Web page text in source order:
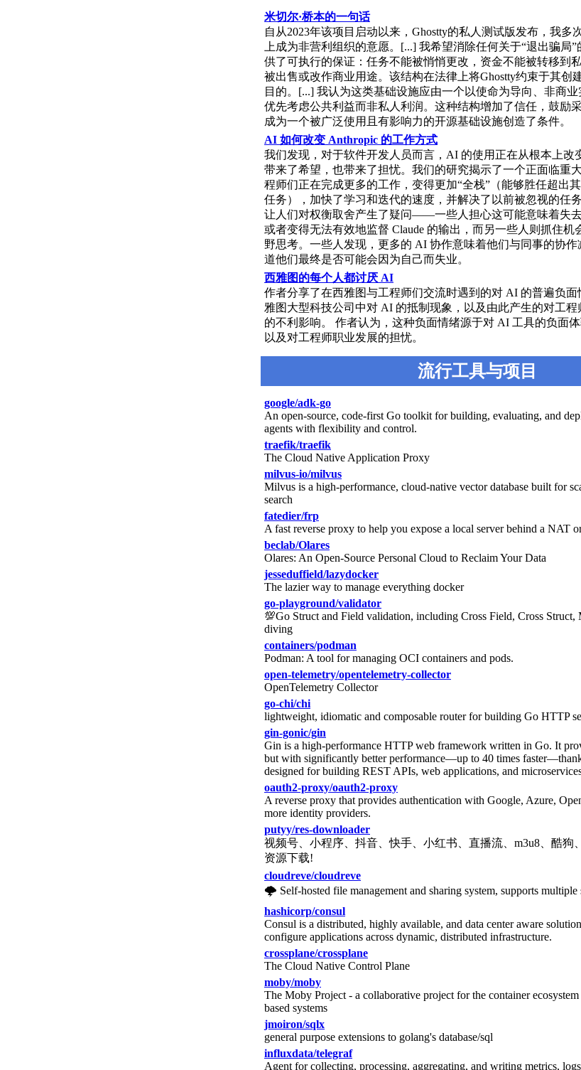
米切尔·桥本的一句话
自从2023年该项目启动以来，Ghostty的私人测试版发布，我多
上成为非营利组织的意愿。[...] 我希望消除任何关于“退出骗局
供了可执行的保证：任务不能被悄悄更改，资金不能被转移到
被出售或改作商业用途。该结构在法律上将Ghostty约束于其创
目的。[...] 我认为这类基础设施应由一个以使命为导向、非商
优先考虑公共利益而非私人利润。这种结构增加了信任，鼓励
成为一个被广泛使用且有影响力的开源基础设施创造了条件。
AI 如何改变 Anthropic 的工作方式
我们发现，对于软件开发人员而言，AI 的使用正在从根本上改
带来了希望，也带来了担忧。我们的研究揭示了一个正面临重
程师们正在完成更多的工作，变得更加“全栈”（能够胜任超出
任务），加快了学习和迭代的速度，并解决了以前被忽视的任
让人们对权衡取舍产生了疑问——一些人担心这可能意味着失去
或者变得无法有效地监督 Claude 的输出，而另一些人则抓住机
野思考。一些人发现，更多的 AI 协作意味着他们与同事的协
道他们最终是否可能会因为自己而失业。
西雅图的每个人都讨厌 AI
作者分享了在西雅图与工程师们交流时遇到的对 AI 的普遍负
雅图大型科技公司中对 AI 的抵制现象，以及由此产生的对工
的不利影响。 作者认为，这种负面情绪源于对 AI 工具的负面
以及对工程师职业发展的担忧。
流行工具与项目
google/adk-go
An open-source, code-first Go toolkit for building, evaluating, and
agents with flexibility and control.
traefik/traefik
The Cloud Native Application Proxy
milvus-io/milvus
Milvus is a high-performance, cloud-native vector database built for
search
fatedier/frp
A fast reverse proxy to help you expose a local server behind a NAT
beclab/Olares
Olares: An Open-Source Personal Cloud to Reclaim Your Data
jesseduffield/lazydocker
The lazier way to manage everything docker
go-playground/validator
💯Go Struct and Field validation, including Cross Field, Cross Struct,
diving
containers/podman
Podman: A tool for managing OCI containers and pods.
open-telemetry/opentelemetry-collector
OpenTelemetry Collector
go-chi/chi
lightweight, idiomatic and composable router for building Go HTTP
gin-gonic/gin
Gin is a high-performance HTTP web framework written in Go. It
but with significantly better performance—up to 40 times
designed for building REST APIs, web applications, and
oauth2-proxy/oauth2-proxy
A reverse proxy that provides authentication with Google, Azure,
more identity providers.
putyy/res-downloader
视频号、小程序、抖音、快手、小红书、直播流、m3u8、酷狗
资源下载!
cloudreve/cloudreve
🌩 Self-hosted file management and sharing system, supports multiple
hashicorp/consul
Consul is a distributed, highly available, and data center aware
configure applications across dynamic, distributed infrastructure.
crossplane/crossplane
The Cloud Native Control Plane
moby/moby
The Moby Project - a collaborative project for the container ecosystem
based systems
jmoiron/sqlx
general purpose extensions to golang's database/sql
influxdata/telegraf
Agent for collecting, processing, aggregating, and writing metrics,